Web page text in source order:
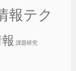
報テク
課題研究